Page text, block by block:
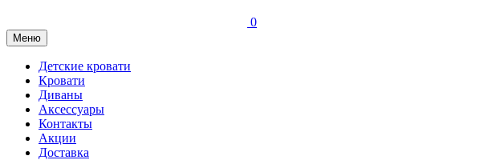
0
Меню
Детские кровати
Кровати
Диваны
Аксессуары
Контакты
Акции
Доставка